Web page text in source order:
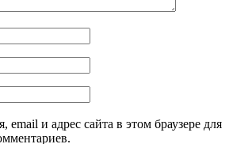
email и адрес сайта в этом браузере для